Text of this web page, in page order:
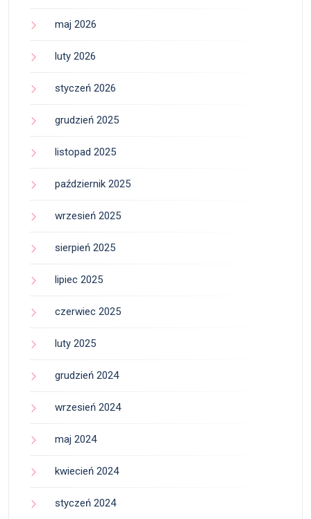
maj 2026
luty 2026
styczeń 2026
grudzień 2025
listopad 2025
październik 2025
wrzesień 2025
sierpień 2025
lipiec 2025
czerwiec 2025
luty 2025
grudzień 2024
wrzesień 2024
maj 2024
kwiecień 2024
styczeń 2024